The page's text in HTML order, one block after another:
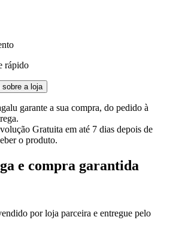
rápido
sobre a loja
garante a sua compra, do pedido à
Gratuita em até 7 dias depois de
o produto.
e compra garantida
por loja parceira e entregue pelo